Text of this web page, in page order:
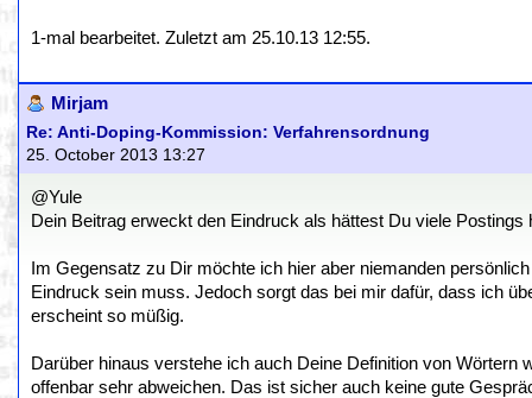
1-mal bearbeitet. Zuletzt am 25.10.13 12:55.
Mirjam
Re: Anti-Doping-Kommission: Verfahrensordnung
25. October 2013 13:27
@Yule
Dein Beitrag erweckt den Eindruck als hättest Du viele
Im Gegensatz zu Dir möchte ich hier aber niemanden
Eindruck sein muss. Jedoch sorgt das bei mir dafür, dass ich
erscheint so müßig.
Darüber hinaus verstehe ich auch Deine Definition von
offenbar sehr abweichen. Das ist sicher auch keine gute